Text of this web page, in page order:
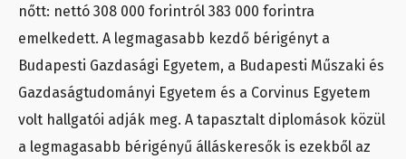
nőtt: nettó 308 000 forintról 383 000 forintra
emelkedett. A legmagasabb kezdő bérigényt a
Budapesti Gazdasági Egyetem, a Budapesti Műszaki és
Gazdaságtudományi Egyetem és a Corvinus Egyetem
volt hallgatói adják meg. A tapasztalt diplomások közül
a legmagasabb bérigényű álláskeresők is ezekből az